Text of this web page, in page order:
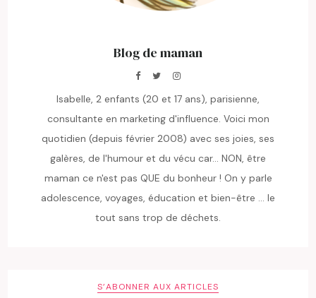
Blog de maman
Isabelle, 2 enfants (20 et 17 ans), parisienne,
consultante en marketing d'influence. Voici mon
quotidien (depuis février 2008) avec ses joies, ses
galères, de l'humour et du vécu car... NON, être
maman ce n'est pas QUE du bonheur ! On y parle
adolescence, voyages, éducation et bien-être ... le
tout sans trop de déchets.
S’ABONNER AUX ARTICLES